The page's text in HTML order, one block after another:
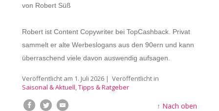
von Robert Süß
Robert ist Content Copywriter bei TopCashback. Privat
sammelt er alte Werbeslogans aus den 90ern und kann
überraschend viele davon auswendig aufsagen.
Veröffentlicht am 1. Juli 2026| Veröffentlicht in
Saisonal & Aktuell,Tipps & Ratgeber
↑ Nach oben